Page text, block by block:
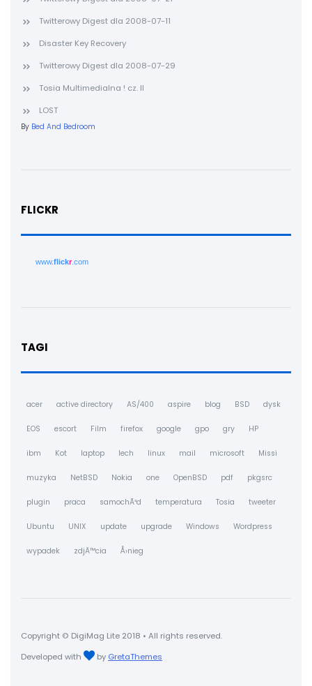
Twitterowy Digest dla 2008-07-11
Disaster Key Recovery
Twitterowy Digest dla 2008-07-29
Tosia Multimedialna ! cz. II
LOST
By Bed And Bedroom
FLICKR
www.flickr.com
TAGI
acer active directory AS/400 aspire blog BSD dysk
EOS escort Film firefox google gpo gry HP
ibm Kot laptop lech linux mail microsoft Missi
muzyka NetBSD Nokia one OpenBSD pdf pkgsrc
plugin praca samochÃ³d temperatura Tosia tweeter
Ubuntu UNIX update upgrade Windows Wordpress
wypadek zdjÄ™cia Å›nieg
Copyright © DigiMag Lite 2018 • All rights reserved.
Developed with
by GretaThemes